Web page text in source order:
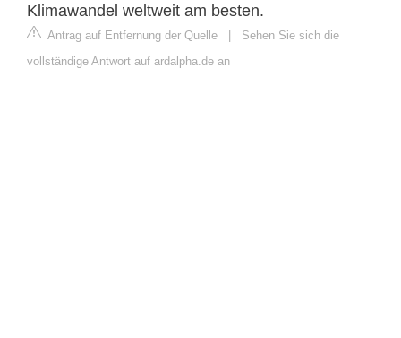
Klimawandel weltweit am besten.
Antrag auf Entfernung der Quelle | Sehen Sie sich die
vollständige Antwort auf ardalpha.de an